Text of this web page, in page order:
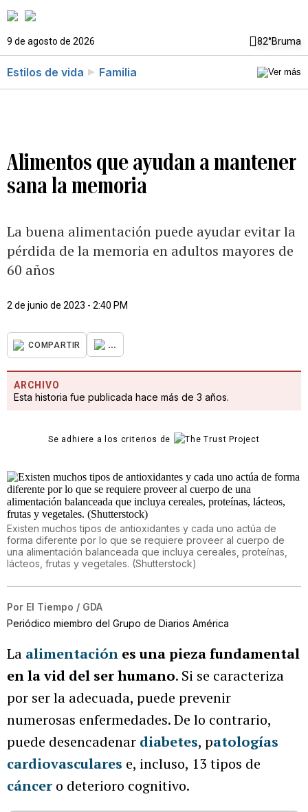
9 de agosto de 2026 82°Bruma
Estilos de vida Familia
Alimentos que ayudan a mantener
sana la memoria
La buena alimentación puede ayudar evitar la
pérdida de la memoria en adultos mayores de
60 años
2 de junio de 2023 - 2:40 PM
COMPARTIR ...
ARCHIVO
Esta historia fue publicada hace más de 3 años.
Se adhiere a los criterios de
Existen muchos tipos de antioxidantes y cada uno actúa de
forma diferente por lo que se requiere proveer al cuerpo de
una alimentación balanceada que incluya cereales, proteínas,
lácteos, frutas y vegetales. (Shutterstock)
Por El Tiempo / GDA
Periódico miembro del Grupo de Diarios América
La alimentación es una pieza fundamental
en la vid del ser humano. Si se caracteriza
por ser la adecuada, puede prevenir
numerosas enfermedades. De lo contrario,
puede desencadenar diabetes, patologías
cardiovasculares e, incluso, 13 tipos de
cáncer o deterioro cognitivo.